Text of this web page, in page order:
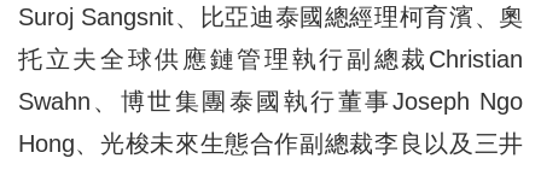
Suroj Sangsnit、比亞迪泰國總經理柯育濱、奧
托立夫全球供應鏈管理執行副總裁Christian
Swahn、博世集團泰國執行董事Joseph Ngo
Hong、光梭未來生態合作副總裁李良以及三井